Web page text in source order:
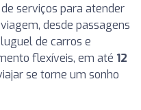
serviços para atender
desde passagens
de carros e
flexíveis, em até 12
se torne um sonho